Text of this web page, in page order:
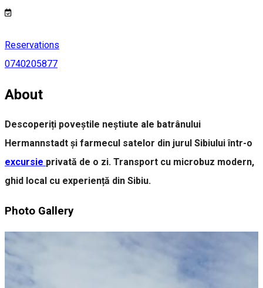
Reservations
0740205877
About
Descoperiți poveștile neștiute ale batrânului
Hermannstadt și farmecul satelor din jurul Sibiului într-o
excursie privată de o zi. Transport cu microbuz modern,
ghid local cu experiență din Sibiu.
Photo Gallery